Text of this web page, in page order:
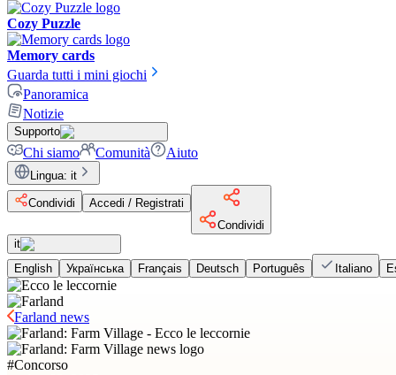
Cozy Puzzle
Memory cards
Guarda tutti i mini giochi
Panoramica
Notizie
Supporto
Chi siamo Comunità Aiuto
Lingua: it
Condividi
Accedi / Registrati
Condividi
it
English
Українська Français Deutsch Português Italiano
Farland news
#Concorso